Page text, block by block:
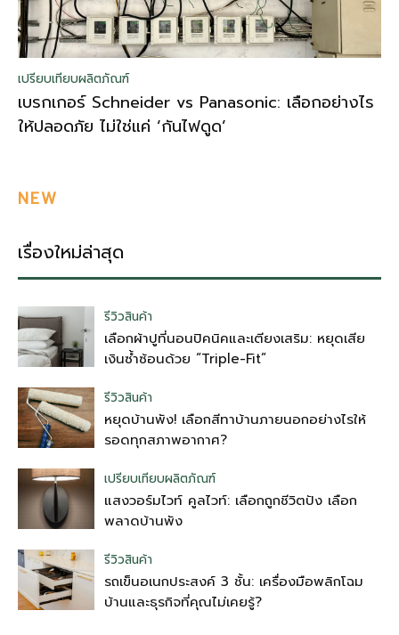
เปรียบเทียบผลิตภัณฑ์
เบรกเกอร์ Schneider vs Panasonic: เลือกอย่างไร
ให้ปลอดภัย ไม่ใช่แค่ ‘กันไฟดูด’
NEW
เรื่องใหม่ล่าสุด
รีวิวสินค้า
เลือกผ้าปูที่นอนปิคนิคและเตียงเสริม: หยุดเสีย
เงินซ้ำซ้อนด้วย “Triple-Fit”
รีวิวสินค้า
หยุดบ้านพัง! เลือกสีทาบ้านภายนอกอย่างไรให้
รอดทุกสภาพอากาศ?
เปรียบเทียบผลิตภัณฑ์
แสงวอร์มไวท์ คูลไวท์: เลือกถูกชีวิตปัง เลือก
พลาดบ้านพัง
รีวิวสินค้า
รถเข็นอเนกประสงค์ 3 ชั้น: เครื่องมือพลิกโฉม
บ้านและธุรกิจที่คุณไม่เคยรู้?